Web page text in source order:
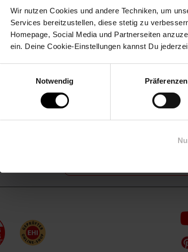
Wir nutzen Cookies und andere Techniken, um
Services bereitzustellen, diese stetig zu
Homepage, Social Media und Partnerseiten
ein. Deine Cookie-Einstellungen kannst Du
Notwendig
Präferenzen
Netto Reisen TV-Shop